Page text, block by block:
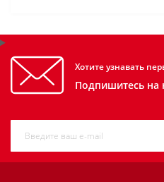
Хотите узнавать
Подпишитесь на